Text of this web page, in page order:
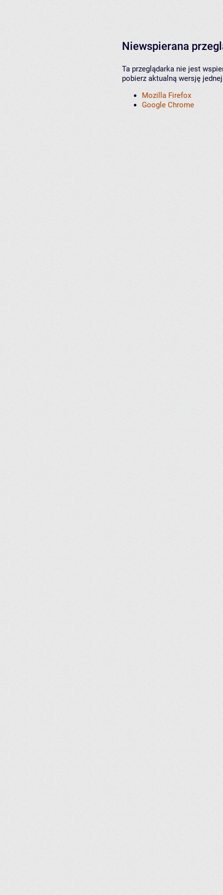
Niewspierana
Ta przeglądarka nie jest
pobierz aktualną wersję
Mozilla Firefox
Google Chrome